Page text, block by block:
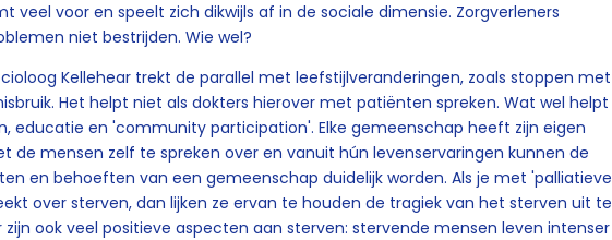
veel voor en speelt zich dikwijls af in de sociale dimensie. Zorgverleners
niet bestrijden. Wie wel?
Kellehear trekt de parallel met leefstijlveranderingen, zoals stoppen met
Het helpt niet als dokters hierover met patiënten spreken. Wat wel helpt
educatie en 'community participation'. Elke gemeenschap heeft zijn eigen
de mensen zelf te spreken over en vanuit hún levenservaringen kunnen de
en behoeften van een gemeenschap duidelijk worden. Als je met 'palliatieve
over sterven, dan lijken ze ervan te houden de tragiek van het sterven uit te
zijn ook veel positieve aspecten aan sterven: stervende mensen leven intenser